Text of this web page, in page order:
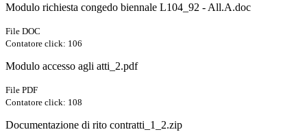
Modulo richiesta congedo biennale L104_92 - All.A.doc
File DOC
Contatore click: 106
Modulo accesso agli atti_2.pdf
File PDF
Contatore click: 108
Documentazione di rito contratti_1_2.zip